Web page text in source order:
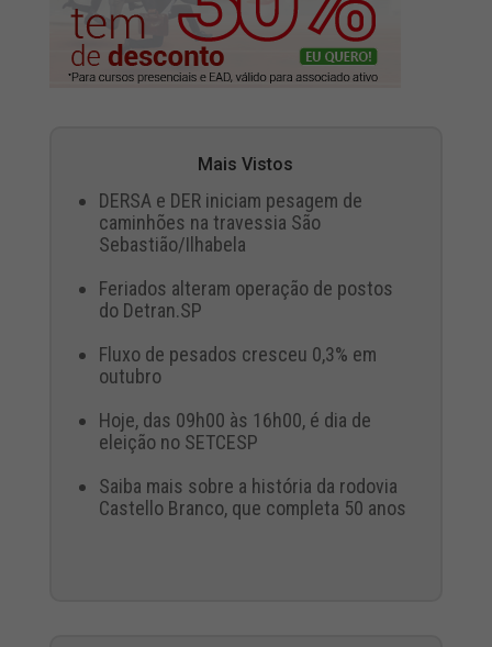
Mais Vistos
DERSA e DER iniciam pesagem de
caminhões na travessia São
Sebastião/Ilhabela
Feriados alteram operação de postos
do Detran.SP
Fluxo de pesados cresceu 0,3% em
outubro
Hoje, das 09h00 às 16h00, é dia de
eleição no SETCESP
Saiba mais sobre a história da rodovia
Castello Branco, que completa 50 anos